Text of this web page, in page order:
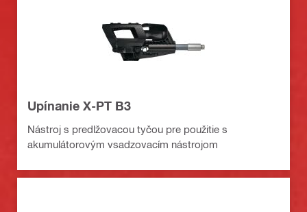
Upínanie X-PT B3
Nástroj s predlžovacou tyčou pre použitie s
akumulátorovým vsadzovacím nástrojom